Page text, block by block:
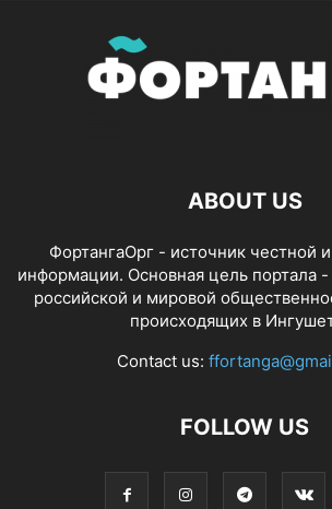
ABOUT US
ФортангаОрг - источник честной
информации. Основная цель портала
российской и мировой
происходящих в
Contact us:
FOLLOW US